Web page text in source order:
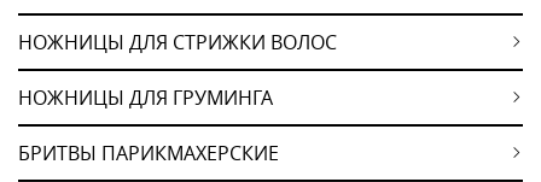
НОЖНИЦЫ ДЛЯ СТРИЖКИ ВОЛОС
НОЖНИЦЫ ДЛЯ ГРУМИНГА
БРИТВЫ ПАРИКМАХЕРСКИЕ